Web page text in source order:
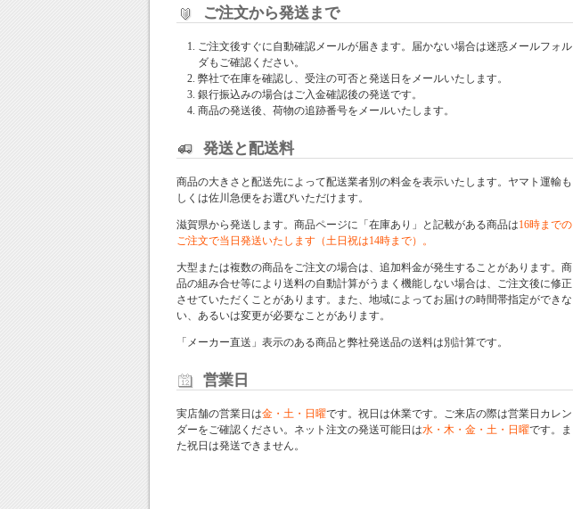
ご注文から発送まで
ご注文後すぐに自動確認メールが届きます。届かない場合は迷惑メールフォル
ダもご確認ください。
弊社で在庫を確認し、受注の可否と発送日をメールいたします。
銀行振込みの場合はご入金確認後の発送です。
商品の発送後、荷物の追跡番号をメールいたします。
発送と配送料
商品の大きさと配送先によって配送業者別の料金を表示いたします。ヤマト運輸も
しくは佐川急便をお選びいただけます。
滋賀県から発送します。商品ページに「在庫あり」と記載がある商品は16時までの
ご注文で当日発送いたします（土日祝は14時まで）。
大型または複数の商品をご注文の場合は、追加料金が発生することがあります。商
品の組み合せ等により送料の自動計算がうまく機能しない場合は、ご注文後に修正
させていただくことがあります。また、地域によってお届けの時間帯指定ができな
い、あるいは変更が必要なことがあります。
「メーカー直送」表示のある商品と弊社発送品の送料は別計算です。
営業日
実店舗の営業日は金・土・日曜です。祝日は休業です。ご来店の際は営業日カレン
ダーをご確認ください。ネット注文の発送可能日は水・木・金・土・日曜です。ま
た祝日は発送できません。